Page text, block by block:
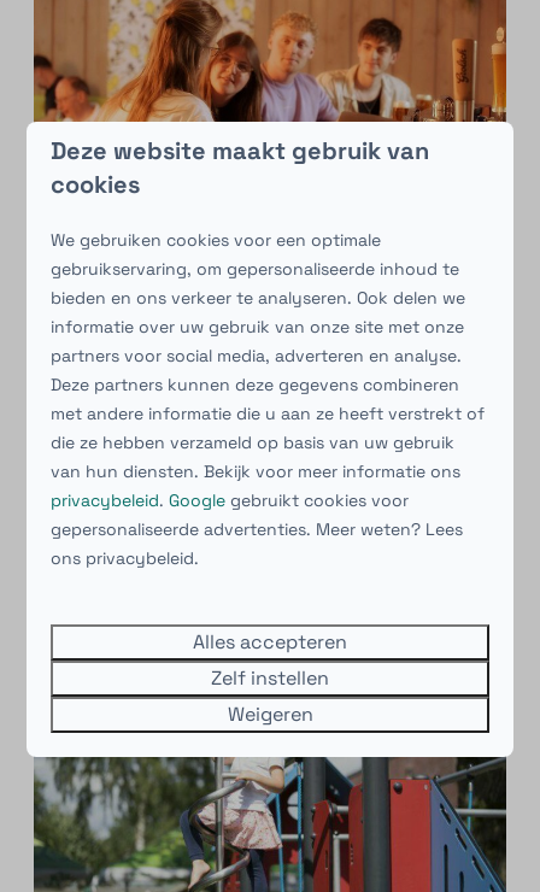
Deze website maakt gebruik van
cookies
We gebruiken cookies voor een optimale
gebruikservaring, om gepersonaliseerde inhoud te
bieden en ons verkeer te analyseren. Ook delen we
informatie over uw gebruik van onze site met onze
partners voor social media, adverteren en analyse.
Deze partners kunnen deze gegevens combineren
met andere informatie die u aan ze heeft verstrekt of
die ze hebben verzameld op basis van uw gebruik
van hun diensten. Bekijk voor meer informatie ons
privacybeleid.Google gebruikt cookies voor
gepersonaliseerde advertenties. Meer weten? Lees
ons privacybeleid.
Alles accepteren
Zelf instellen
Weigeren